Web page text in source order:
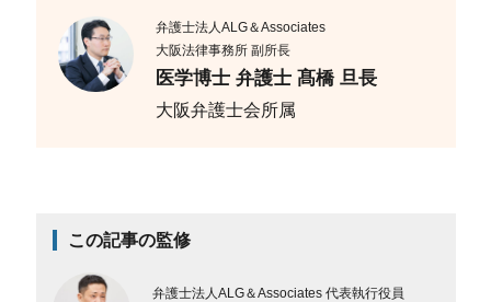
弁護士法人ALG＆Associates
大阪法律事務所 副所長
医学博士 弁護士 髙橋 旦長
大阪弁護士会所属
この記事の監修
弁護士法人ALG＆Associates 代表執行役員